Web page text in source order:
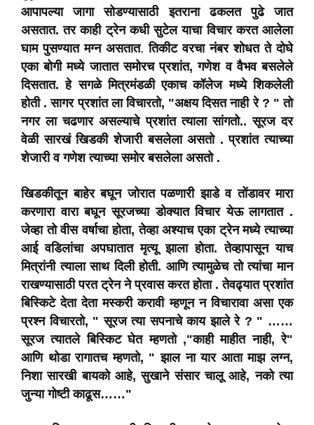
आपापल्या जागा सोडण्यासाठी इतराना ढकलत पुढे जात
असतात. तर काही ट्रेन कधी सुटेल याचा विचार करत आलेला
घाम पुसण्यात मग्न असतात.तिकीट वरचा नंबर शोधत ते दोघे
एका बोगी मध्ये जातात समोरच प्रशांत, गणेश व वैभव बसलेले
दिसतात. हे सगळे मित्रमंडळी एकाच कॉलेज मध्ये शिकलेली
होती . सागर प्रशांत ला विचारतो, "अक्षय दिसत नाही रे ? " तो
नगर ला चढणार असल्याचे प्रशांत त्याला सांगतो.. सूरज दर
वेळी सारखं खिडकी शेजारी बसलेला असतो . प्रशांत त्याच्या
शेजारी व गणेश त्याच्या समोर बसलेला असतो .
खिडकीतून बाहेर बघून जोरात पळणारी झाडे व तोंडावर मारा
करणारा वारा बघून सूरजच्या डोक्यात विचार येऊ लागतात .
जेव्हा तो वीस वर्षाचा होता, तेव्हा अश्याच एका ट्रेन मध्ये त्याच्या
आई वडिलांचा अपघातात मृत्यू झाला होता. तेव्हापासून याच
मित्रांनी त्याला साथ दिली होती. आणि त्यामुळेच तो त्यांचा मान
राखण्यासाठी परत ट्रेन ने प्रवास करत होता . तेवढ्यात प्रशांत
बिस्किटे देता देता मस्करी करावी म्हणून न विचारावा असा एक
प्रश्न विचारतो, " सूरज त्या सपनाचे काय झाले रे ? " ……
सूरज त्यातले बिस्किट घेत म्हणतो ,"काही माहीत नाही, रे"
आणि थोडा रागातच म्हणतो, " झाल ना यार आता माझ लग्न,
निशा सारखी बायको आहे, सुखाने संसार चालू आहे, नको त्या
जुन्या गोष्टी काढूस……"